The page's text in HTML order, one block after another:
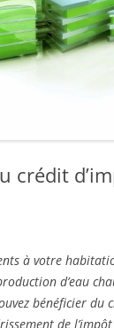
crédit
à votre
d’eau
bénéficier du
de